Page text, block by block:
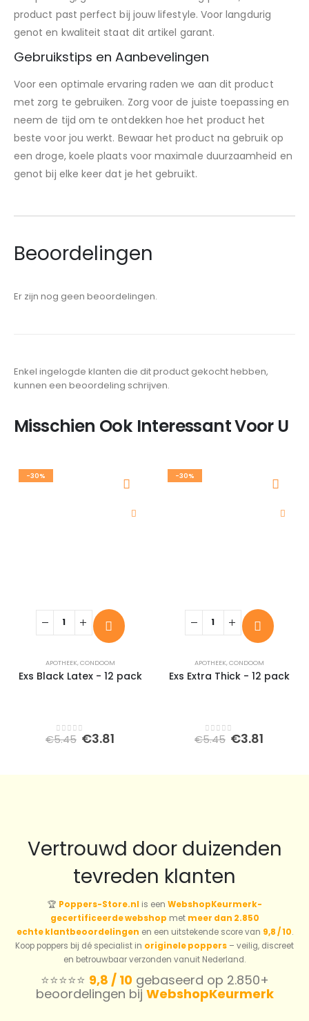
product past perfect bij jouw lifestyle. Voor langdurig
genot en kwaliteit staat dit artikel garant.
Gebruikstips en Aanbevelingen
Voor een optimale ervaring raden we aan dit product
met zorg te gebruiken. Zorg voor de juiste toepassing en
neem de tijd om te ontdekken hoe het product het
beste voor jou werkt. Bewaar het product na gebruik op
een droge, koele plaats voor maximale duurzaamheid en
genot bij elke keer dat je het gebruikt.
Beoordelingen
Er zijn nog geen beoordelingen.
Enkel ingelogde klanten die dit product gekocht hebben,
kunnen een beoordeling schrijven.
Misschien Ook Interessant Voor U
-30%
APOTHEEK,CONDOOM
Exs Black Latex - 12 pack
0out of 5
€5.45 Oorspronkelijke
€3.81
-30%
APOTHEEK,CONDOOM
Exs Extra Thick - 12 pack
0out of 5
€5.45 €3.81
Vertrouwd door duizenden
tevreden klanten
🏆 Poppers-Store.nl is een WebshopKeurmerk-
gecertificeerde webshop met meer dan 2.850
echte klantbeoordelingen en een uitstekende score van 9,8 / 10.
Koop poppers bij dé specialist in originele poppers – veilig, discreet
en betrouwbaar verzonden vanuit Nederland.
⭐️⭐️⭐️⭐️⭐️ 9,8 / 10gebaseerd op 2.850+
beoordelingen bij WebshopKeurmerk